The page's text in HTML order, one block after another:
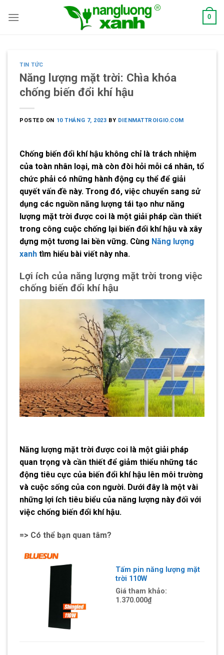
0
TIN TỨC
Năng lượng mặt trời: Chìa khóa
chống biến đổi khí hậu
POSTED ON 10 THÁNG 7, 2023 BY DIENMATTROIGIO.COM
Chống biến đổi khí hậu không chỉ là trách nhiệm
của toàn nhân loại, mà còn đòi hỏi mỗi cá nhân, tổ
chức phải có những hành động cụ thể để giải
quyết vấn đề này. Trong đó, việc chuyển sang sử
dụng các nguồn năng lượng tái tạo như năng
lượng mặt trời được coi là một giải pháp cần thiết
trong công cuộc chống lại biến đổi khí hậu và xây
dựng một tương lai bền vững. Cùng Năng lượng
xanh tìm hiểu bài viết này nha.
Lợi ích của năng lượng mặt trời trong việc
chống biến đổi khí hậu
Năng lượng mặt trời được coi là một giải pháp
quan trọng và cần thiết để giảm thiểu những tác
động tiêu cực của biến đổi khí hậu lên môi trường
và cuộc sống của con người. Dưới đây là một vài
những lợi ích tiêu biểu của năng lượng này đối với
việc chống biến đổi khí hậu.
=> Có thể bạn quan tâm?
Tấm pin năng lượng mặt
trời 110W
Giá tham khảo:
1.370.000₫